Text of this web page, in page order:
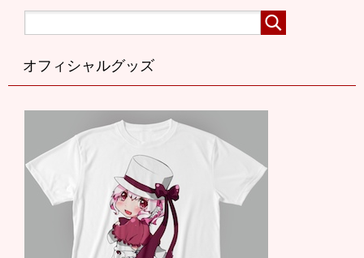
オフィシャルグッズ